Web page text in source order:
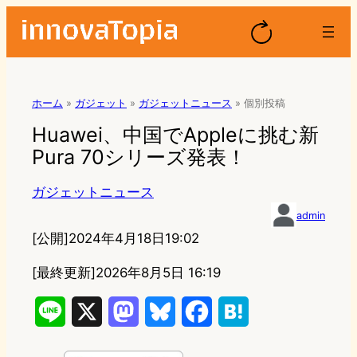
ホーム » ガジェット » ガジェットニュース » 個別投稿
Huawei、中国でAppleに挑む新
Pura 70シリーズ発表！
ガジェットニュース
admin
[公開]2024年4月18日19:02
[最終更新]2026年8月5日 16:19